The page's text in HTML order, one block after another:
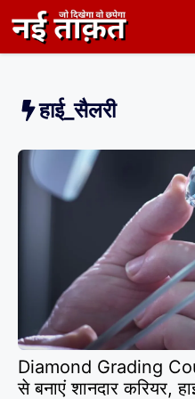
to
content
हाई_सैलरी
Diamond Grading
से बनाएं शानदार करियर,